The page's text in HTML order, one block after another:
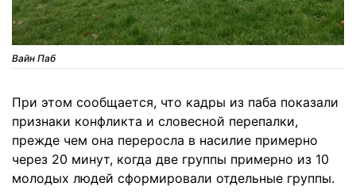
Вайн Паб
При этом сообщается, что кадры из паба показали
признаки конфликта и словесной перепалки,
прежде чем она переросла в насилие примерно
через 20 минут, когда две группы примерно из 10
молодых людей сформировали отдельные группы.